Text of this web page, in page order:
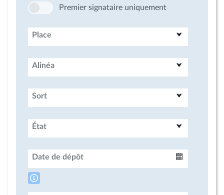
Premier signataire uniquement
Place
Alinéa
Sort
État
Date de dépôt